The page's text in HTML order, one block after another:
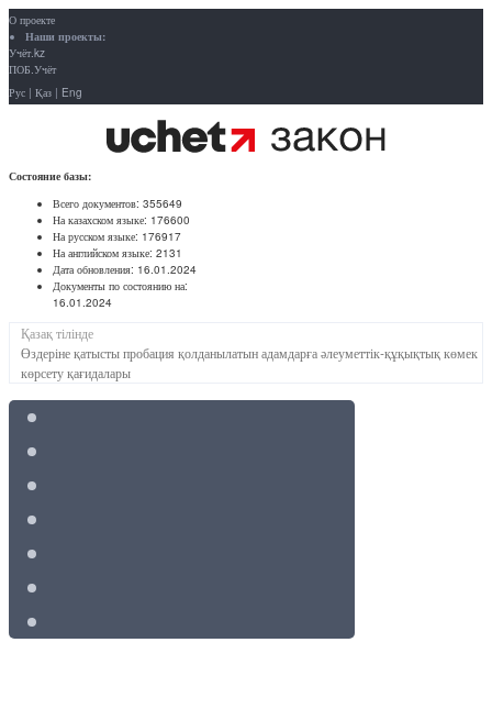
О проекте
Наши проекты:
Учёт.kz
ПОБ.Учёт
Рус | Қаз | Eng
Состояние базы:
Всего документов: 355649
На казахском языке: 176600
На русском языке: 176917
На английском языке: 2131
Дата обновления: 16.01.2024
Документы по состоянию на:
16.01.2024
Қазақ тілінде
Өздеріне қатысты пробация қолданылатын адамдарға әлеуметтік-құқықтық көмек
көрсету қағидалары